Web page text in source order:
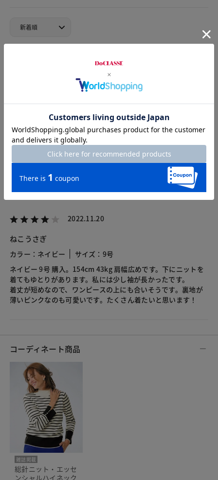
身長157cm 体型普通
サイズ：9号
手に取った印象は重い、でしたが着てみるとさほど気になりま
せんでした。
私には袖が長めでしたが、この丈のアウターがあまりないので
重宝します。
この商品にはフル裏地がついていたので良かったです。
もっと裏地付きのアウターを作って欲しいです。
せっかく気に入っても裏地が無く購入を断念することが度々あ
ります。
2022.11.20
ねこうさぎ
カラー：ネイビー
サイズ：9号
ネイビー 9号 購入。154cm 43kg 肩幅広めです。下にニットを
着てもゆとりがあります。私には少し袖が長かったです。
着丈が短めなので、ワンピースの上にも合いそうです。裏地が
薄いピンクなのも可愛いです。たくさん着たいと思います！
コーディネート商品
雑誌掲載
総針ニット・エッセ
ンシャルハイネック